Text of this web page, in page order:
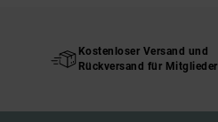
Kostenloser Versand und
Rückversand für Mitglieder